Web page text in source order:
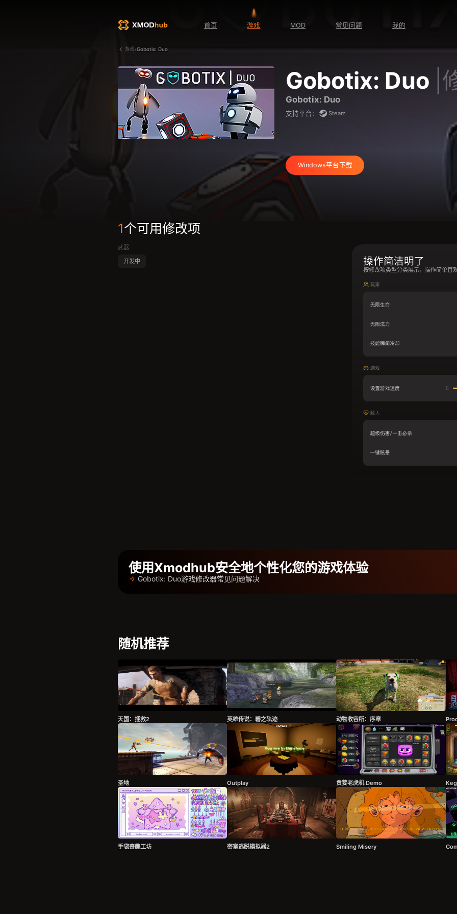
首页 游戏 MOD 常见问题 我的
游戏/Gobotix: Duo
Gobotix: Duo |
Gobotix: Duo
支持平台： Steam
Windows平台下载
1个可用修改项
武器
开发中
操作简洁明了
按修改项类型分类展示，操作简单直
使用Xmodhub安全地个性化您的游戏体验
Gobotix: Duo游戏修改器常见问题解决
随机推荐
天国：拯救2 英雄传说：碧之轨迹 动物收容所：序章
圣地 Outplay 贪婪老虎机 Demo
手袋奇趣工坊 密室逃脱模拟器2 Smiling Misery